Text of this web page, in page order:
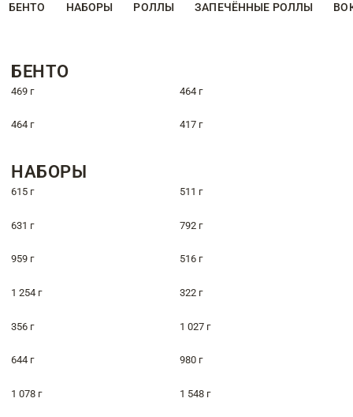
БЕНТО НАБОРЫ РОЛЛЫ ЗАПЕЧЁННЫЕ РОЛЛЫ
БЕНТО
469 г 464 г
464 г 417 г
НАБОРЫ
615 г 511 г
631 г 792 г
959 г 516 г
1 254 г 322 г
356 г 1 027 г
644 г 980 г
1 078 г 1 548 г